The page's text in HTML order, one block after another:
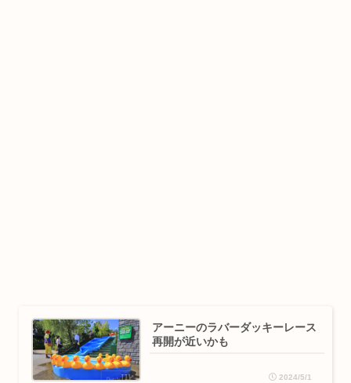
アーニーのラバーダッキーレース
再開が近いかも
2024/5/1